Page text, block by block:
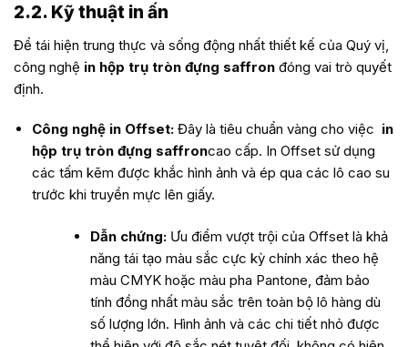
2.2. Kỹ thuật in ấn
Để tái hiện trung thực và sống động nhất thiết kế của Quý vị,
công nghệ in hộp trụ tròn đựng saffron đóng vai trò quyết
định.
Công nghệ in Offset:Đây là tiêu chuẩn vàng cho việc in
hộp trụ tròn đựng saffroncao cấp. In Offset sử dụng
các tấm kẽm được khắc hình ảnh và ép qua các lô cao su
trước khi truyền mực lên giấy.
Dẫn chứng: Ưu điểm vượt trội của Offset là khả
năng tái tạo màu sắc cực kỳ chính xác theo hệ
màu CMYK hoặc màu pha Pantone, đảm bảo
tính đồng nhất màu sắc trên toàn bộ lô hàng dù
số lượng lớn. Hình ảnh và các chi tiết nhỏ được